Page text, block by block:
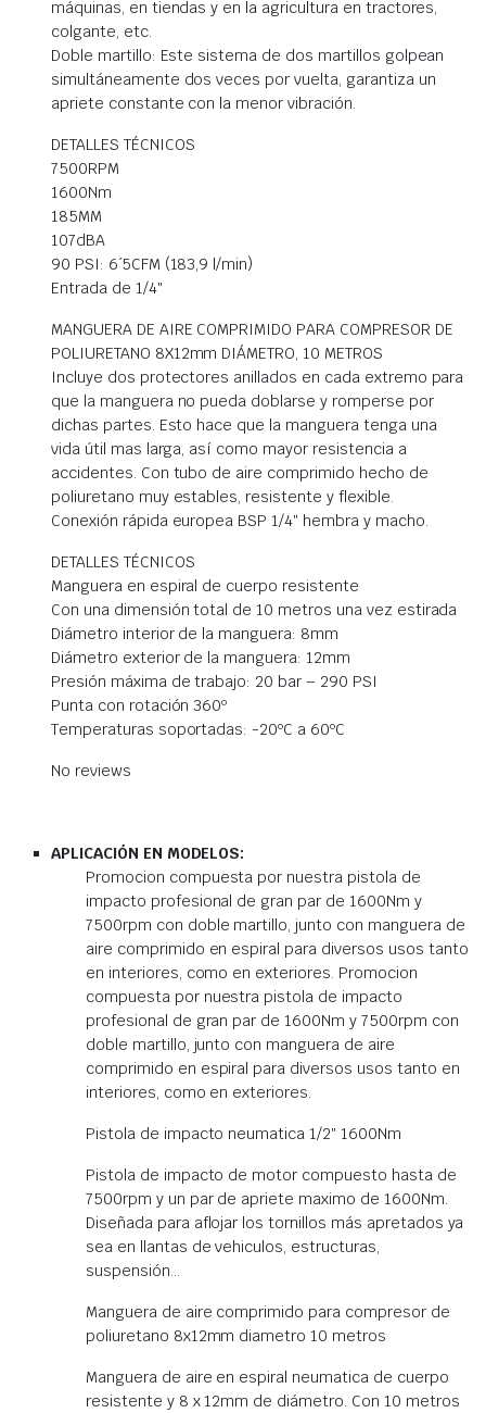
máquinas, en tiendas y en la agricultura en tractores,
colgante, etc.
Doble martillo: Este sistema de dos martillos golpean
simultáneamente dos veces por vuelta, garantiza un
apriete constante con la menor vibración.
DETALLES TÉCNICOS
7500RPM
1600Nm
185MM
107dBA
90 PSI: 6´5CFM (183,9 l/min)
Entrada de 1/4″
MANGUERA DE AIRE COMPRIMIDO PARA COMPRESOR DE
POLIURETANO 8X12mm DIÁMETRO, 10 METROS
Incluye dos protectores anillados en cada extremo para
que la manguera no pueda doblarse y romperse por
dichas partes. Esto hace que la manguera tenga una
vida útil mas larga, así como mayor resistencia a
accidentes. Con tubo de aire comprimido hecho de
poliuretano muy estables, resistente y flexible.
Conexión rápida europea BSP 1/4″ hembra y macho.
DETALLES TÉCNICOS
Manguera en espiral de cuerpo resistente
Con una dimensión total de 10 metros una vez estirada
Diámetro interior de la manguera: 8mm
Diámetro exterior de la manguera: 12mm
Presión máxima de trabajo: 20 bar – 290 PSI
Punta con rotación 360º
Temperaturas soportadas: -20ºC a 60ºC
No reviews
APLICACIÓN EN MODELOS:
Promocion compuesta por nuestra pistola de
impacto profesional de gran par de 1600Nm y
7500rpm con doble martillo, junto con manguera de
aire comprimido en espiral para diversos usos tanto
en interiores, como en exteriores. Promocion
compuesta por nuestra pistola de impacto
profesional de gran par de 1600Nm y 7500rpm con
doble martillo, junto con manguera de aire
comprimido en espiral para diversos usos tanto en
interiores, como en exteriores.
Pistola de impacto neumatica 1/2″ 1600Nm
Pistola de impacto de motor compuesto hasta de
7500rpm y un par de apriete maximo de 1600Nm.
Diseñada para aflojar los tornillos más apretados ya
sea en llantas de vehiculos, estructuras,
suspensión…
Manguera de aire comprimido para compresor de
poliuretano 8x12mm diametro 10 metros
Manguera de aire en espiral neumatica de cuerpo
resistente y 8 x 12mm de diámetro. Con 10 metros